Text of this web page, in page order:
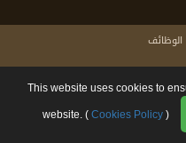
الوظائف
This website uses cookies to
website. ( Cookies Policy )